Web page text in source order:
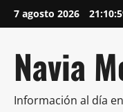
Saltar
al
7 agosto 2026
Navia
Información al día